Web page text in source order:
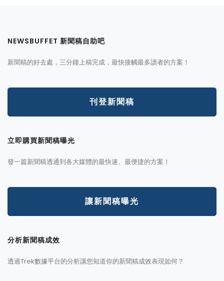
NEWSBUFFET 新聞稿自助吧
新聞稿的好去處，三分鐘上稿完成，最快接觸最多讀者的方案！
刊登新聞稿
立即購買新聞稿曝光
發一篇新聞稿透通到各大媒體的最快速、最便捷的方案！
讓新聞稿曝光
分析新聞稿成效
透過Trek數據平台的分析讓您知道你的新聞稿成效表現如何？